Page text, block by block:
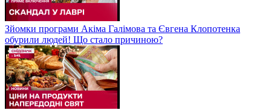
Зйомки програми Акіма Галімова та Євгена Клопотенка
обурили людей! Що стало причиною?